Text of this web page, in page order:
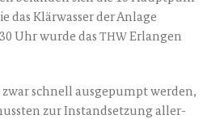
das Klär­was­ser der Anla­ge
Uhr wur­de das THW Erlan­gen
schnell aus­ge­pumpt wer­den,
zur Instand­set­zung aller­